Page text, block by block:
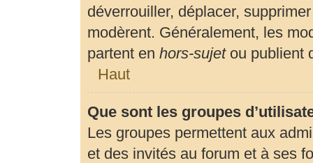
déverrouiller, déplacer,
modèrent. Généralement, les
partent en hors-sujetou publient
Haut
Que sont les groupes
Les groupes permettent aux
et des invités au forum et à ses